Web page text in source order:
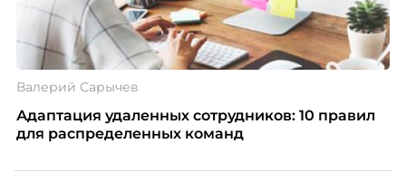
Валерий Сарычев
Адаптация удаленных сотрудников: 10 правил
для распределенных команд